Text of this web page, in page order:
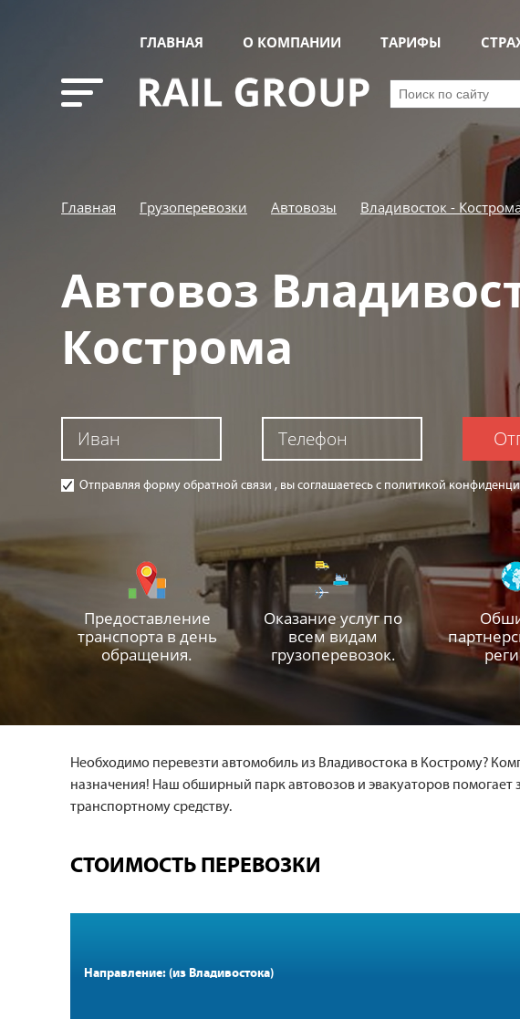
ГЛАВНАЯ О КОМПАНИИ ТАРИФЫ
Главная Грузоперевозки Автовозы Владивосток -
Автовоз
Кострома
Отправляя форму обратной связи , вы соглашаетесь с политикой
Предоставление
транспорта в день
обращения.
Оказание услуг по
всем видам
грузоперевозок.
Необходимо перевезти автомобиль из Владивостока в Кострому?
назначения! Наш обширный парк автовозов и эвакуаторов
транспортному средству.
СТОИМОСТЬ ПЕРЕВОЗКИ
Направление: (из Владивостока)